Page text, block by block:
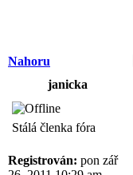
Nahoru
janicka
Stálá členka fóra
Registrován: pon zář